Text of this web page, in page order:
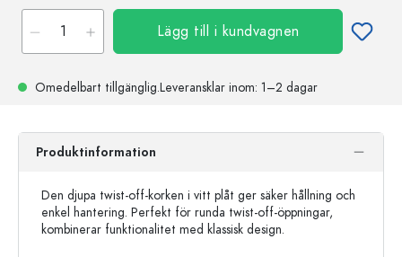
Lägg till i kundvagnen
Omedelbart tillgänglig.Leveransklar inom: 1–2 dagar
Produktinformation
Den djupa twist-off-korken i vitt plåt ger säker hållning och
enkel hantering. Perfekt för runda twist-off-öppningar,
kombinerar funktionalitet med klassisk design.